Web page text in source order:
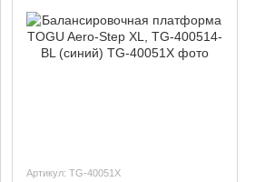
Артикул: TG-40051Х